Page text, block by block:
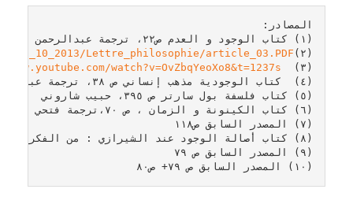
المصادر:
(١) كتاب الوجود و العدم ص٢٢، ترجمة عبدالرحمن بدوي
(٢)
Lettre_philosophie/article_03.PDF
(٣)
watch?v=OvZbqYeoXo8&t=1237s
(٤)
كتاب الوجودية مذهب إنساني ص ٣٨، ترجمة عبدالمنعم
(٥)
كتاب فلسفة بول سارتر ص ٣٩٥، حبيب شاروني
(٦)
كتاب الكينونة و الزمان ، ص ٧٠
،ترجمة فتحي
(٧)
المصدر السابق ص١١٨
(٨)
كتاب
أصالة الوجود عند الشيرازي : من الفكر
(٩) المصدر السابق ص ٧٩
(١٠) المصدر السابق ص ٧٩+ ص٨٠